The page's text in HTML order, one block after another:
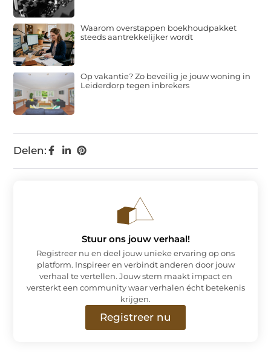
Delen:
Waarom overstappen boekhoudpakket
steeds aantrekkelijker wordt
Op vakantie? Zo beveilig je jouw woning in
Leiderdorp tegen inbrekers
Stuur ons jouw verhaal!
Registreer nu en deel jouw unieke ervaring op ons
platform. Inspireer en verbindt anderen door jouw
verhaal te vertellen. Jouw stem maakt impact en
versterkt een community waar verhalen écht betekenis
krijgen.
Registreer nu